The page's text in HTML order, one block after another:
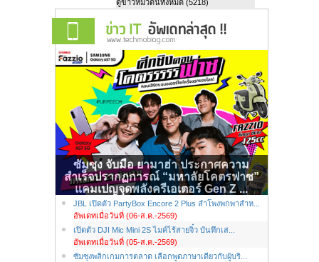
ดูข่าวหมวดนี้ทั้งหมด (5218)
ซัมซุง จับมือ ยามาฮ่า ประกาศความ
สำเร็จปรากฏการณ์ “มหาลัยโคตรฟาซ”
แคมเปญจุดพลังครีเอเตอร์ Gen Z ...
JBL เปิดตัว PartyBox Encore 2 Plus ลำโพงพกพาสำห...
อัพเดทเมื่อวันที่ (06-ส.ค.-2569)
เปิดตัว DJI Mic Mini 2S ไมค์ไร้สายจิ๋ว บันทึกเส...
อัพเดทเมื่อวันที่ (05-ส.ค.-2569)
ซัมซุงพลิกเกมการตลาด เลือกพูดภาษาเดียวกับผู้บริ...